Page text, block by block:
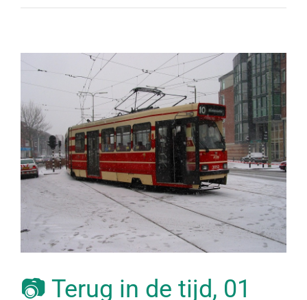
📷 Terug in de tijd, 01